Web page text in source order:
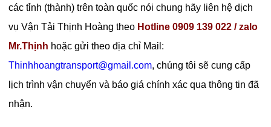
các tỉnh (thành) trên toàn quốc nói chung hãy liên hệ dịch
vụ Vận Tải Thịnh Hoàng theo Hotline 0909 139 022 / zalo
Mr.Thịnh hoặc gửi theo địa chỉ Mail:
Thinhhoangtransport@gmail.com, chúng tôi sẽ cung cấp
lịch trình vận chuyển và báo giá chính xác qua thông tin đã
nhận.